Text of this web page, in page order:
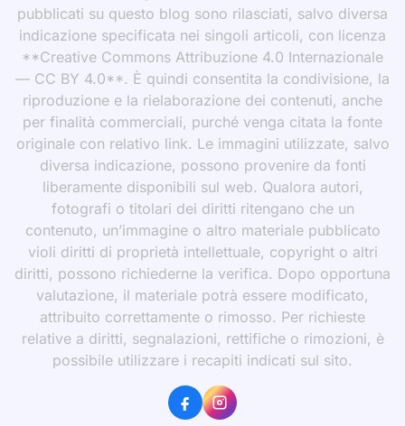
pubblicati su questo blog sono rilasciati, salvo diversa
indicazione specificata nei singoli articoli, con licenza
**Creative Commons Attribuzione 4.0 Internazionale
— CC BY 4.0**. È quindi consentita la condivisione, la
riproduzione e la rielaborazione dei contenuti, anche
per finalità commerciali, purché venga citata la fonte
originale con relativo link. Le immagini utilizzate, salvo
diversa indicazione, possono provenire da fonti
liberamente disponibili sul web. Qualora autori,
fotografi o titolari dei diritti ritengano che un
contenuto, un’immagine o altro materiale pubblicato
violi diritti di proprietà intellettuale, copyright o altri
diritti, possono richiederne la verifica. Dopo opportuna
valutazione, il materiale potrà essere modificato,
attribuito correttamente o rimosso. Per richieste
relative a diritti, segnalazioni, rettifiche o rimozioni, è
possibile utilizzare i recapiti indicati sul sito.